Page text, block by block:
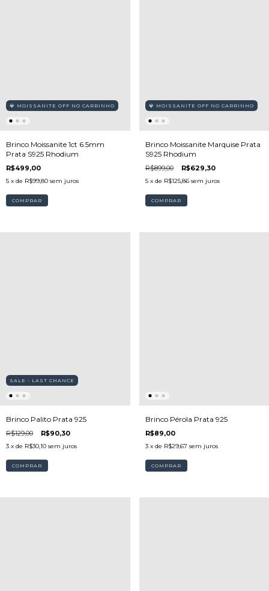
💎 MOISSANITE OFF NO CARRINHO
Brinco Moissanite 1ct 6.5mm
Prata S925 Rhodium
R$499,00
5 x de R$99,80 sem juros
💎 MOISSANITE OFF NO CARRINHO
Brinco Moissanite Marquise Prata
S925 Rhodium
R$899,00 R$629,30
5 x de R$125,86 sem juros
SALE - LAST CHANCE
Brinco Palito Prata 925
R$129,00 R$90,30
3 x de R$30,10 sem juros
COMPRAR
Brinco Pérola Prata 925
R$89,00
3 x de R$29,67 sem juros